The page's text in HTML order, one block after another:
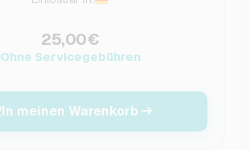
25,00€
Ohne Servicegebühren
In meinen Warenkorb